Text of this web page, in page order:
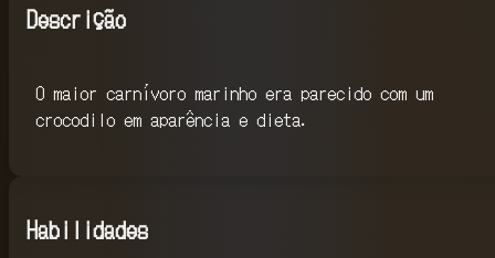
Descrição
O maior carnívoro marinho era parecido com um
crocodilo em aparência e dieta.
Habilidades